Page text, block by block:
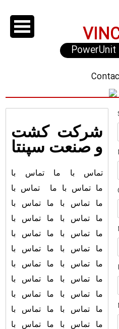
شرکت کشت
و صنعت سپنتا
تماس با ماتماس با
ما تماس با ما تماس با
ما تماس با ما تماس با
ما تماس با ما تماس با
ما تماس با ما تماس با
ما تماس با ما تماس با
ما تماس با ما تماس با
ما تماس با ما تماس با
ما تماس با ما تماس با
ما تماس با ما تماس با
ما تماس با ما تماس با